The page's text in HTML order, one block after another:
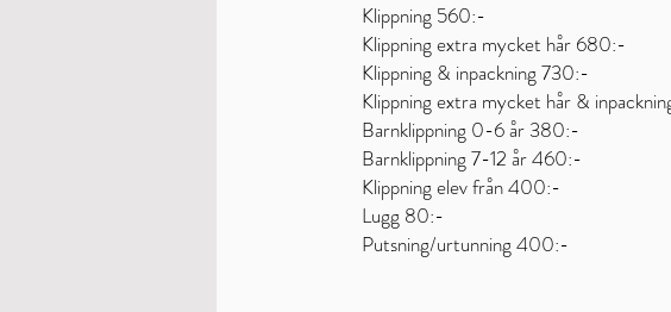
Klippning 560:-
Klippning extra mycket hår 680:-
Klippning & inpackning 730:-
Klippning extra mycket hår &
Barnklippning 0-6 år 380:-
Barnklippning 7-12 år 460:-
Klippning elev från 400:-
Lugg 80:-
Putsning/urtunning 400:-